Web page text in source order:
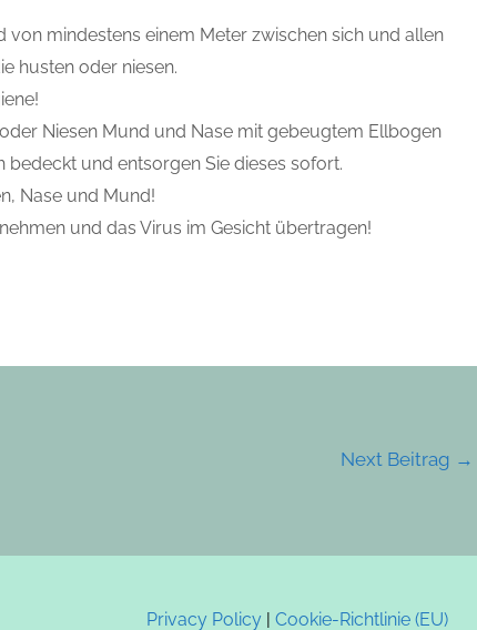
von mindestens einem Meter zwischen sich und allen
husten oder niesen.
Niesen Mund und Nase mit gebeugtem Ellbogen
bedeckt und entsorgen Sie dieses sofort.
Nase und Mund!
und das Virus im Gesicht übertragen!
Next Beitrag →
Privacy Policy | Cookie-Richtlinie (EU)